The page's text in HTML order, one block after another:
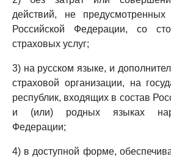
действий, не предусмотренных
Российской Федерации, со
страховых услуг;
3) на русском языке, и
страховой организации, на
республик, входящих в состав
и (или) родных языках
Федерации;
4) в доступной форме,